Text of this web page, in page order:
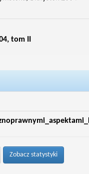
tom II
Zobacz statystyki